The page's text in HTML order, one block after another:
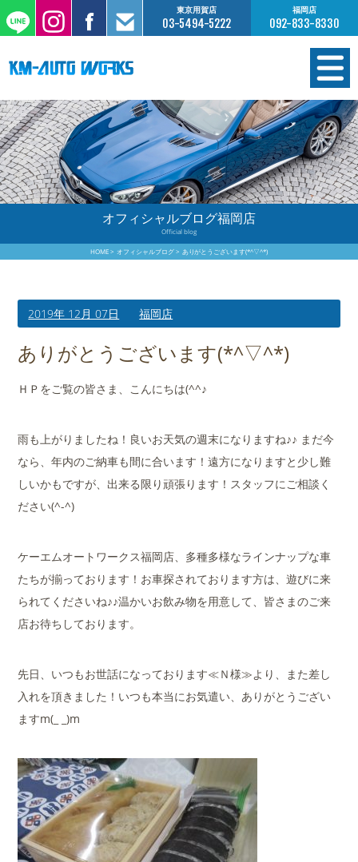
東京用賀店
03-5494-5222
福岡店
092-833-8330
在庫情報
オーダー販売
工場サービス
保証について
買取査定のご案内
店舗案内
会社概要
オフィシャルブログ福岡店
Official blog
HOME オフィシャルブログ ありがとうございます(*^▽^*)
2019年 12月 07日 福岡店
ありがとうございます(*^▽^*)
ＨＰをご覧の皆さま、こんにちは(^^♪
雨も上がりましたね！良いお天気の週末になりますね♪♪ まだ今
なら、年内のご納車も間に合います！遠方になりますと少し難
しいかもですが、出来る限り頑張ります！スタッフにご相談く
ださい(^-^)
ケーエムオートワークス福岡店、多種多様なラインナップな車
たちが揃っております！お車探されております方は、遊びに来
られてくださいね♪♪温かいお飲み物を用意して、皆さまのご来
店お待ちしております。
先日、いつもお世話になっております≪Ｎ様≫より、また差し
入れを頂きました！いつも本当にお気遣い、ありがとうござい
ますm(_ _)m